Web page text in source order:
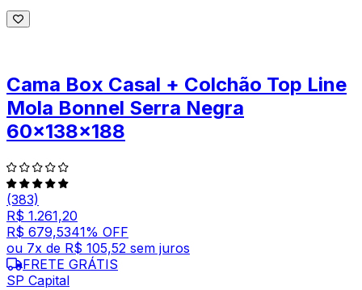
Cama Box Casal + Colchão Top Line
Mola Bonnel Serra Negra
60x138x188
(383)
R$ 1.261,20
R$ 679,5341% OFF
ou 7x de R$ 105,52 sem juros
FRETE GRÁTIS
SP Capital